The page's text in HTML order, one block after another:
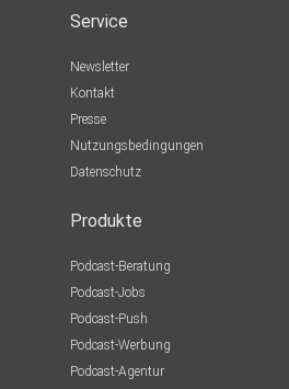
Service
Newsletter
Kontakt
Presse
Nutzungsbedingungen
Datenschutz
Produkte
Podcast-Beratung
Podcast-Jobs
Podcast-Push
Podcast-Werbung
Podcast-Agentur